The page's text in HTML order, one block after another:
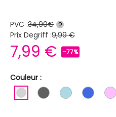
PVC :34,90€ ?
Prix Degriff :9,99 €
7,99 € -77%
Couleur :
GRIS CLAIRGRIS FONCE
BLEU CLAIR
BLEU